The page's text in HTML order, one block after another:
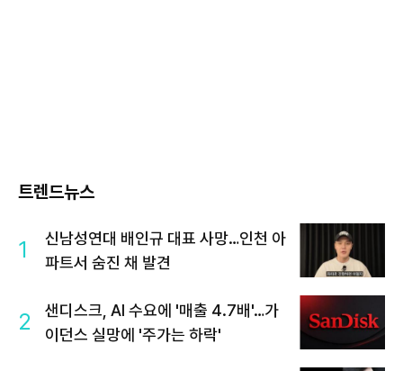
트렌드뉴스
1
신남성연대 배인규 대표 사망…인천 아
파트서 숨진 채 발견
2
샌디스크, AI 수요에 '매출 4.7배'…가
이던스 실망에 '주가는 하락'